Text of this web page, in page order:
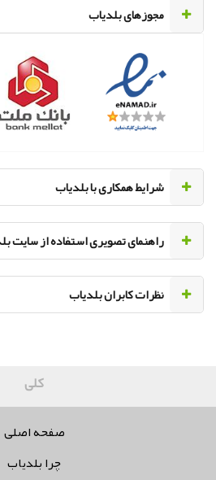
مجوزهای بلدیاب
‌شرایط همکاری با بلدیاب
راهنمای تصویری استفاده از سایت
نظرات کابران بلدیاب
کلیه حقوق
صفحه اصلی
چرا بلدیاب